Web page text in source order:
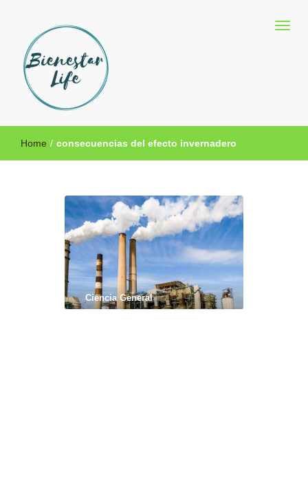
Bienestar Life
Home / consecuencias del efecto invernadero
Ciencia General